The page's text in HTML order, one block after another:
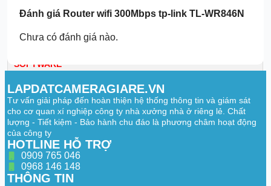
Buttons
Reset Button
Power 9 V ⎓ 0.6 A
SOFTWARE
Protocols
IPv4
IPv6
EasyMesh
Mesh networking creates smooth, fast,
stable roaming. TL-WR846N can build an
EasyMesh technology. It also works with
other TP-Link products to create a
Đánh giá Router wifi 300Mbps tp-link TL-WR846N
Chưa có đánh giá nào.
LAPDATCAMERAGIARE.VN
Tư vấn giải pháp đến hoàn thiện hệ thống thông tin và giám sát
cho cơ quan xí nghiệp công ty nhà xưởng nhà ở riêng lẻ. Chất
lượng - Tiết kiệm - Bảo hành chu đáo là phương châm hoạt động
của công ty
HOTLINE HỖ TRỢ
0909 765 046
0968 146 148
THÔNG TIN